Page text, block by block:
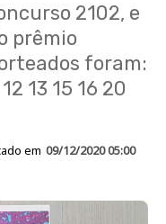
2102, e
prêmio
foram:
13 15 16 20
em 09/12/2020 05:00